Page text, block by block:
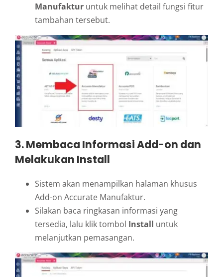
Manufaktur untuk melihat detail fungsi fitur
tambahan tersebut.
3. Membaca Informasi Add-on dan
Melakukan Install
Sistem akan menampilkan halaman khusus
Add-on Accurate Manufaktur.
Silakan baca ringkasan informasi yang
tersedia, lalu klik tombol Install untuk
melanjutkan pemasangan.